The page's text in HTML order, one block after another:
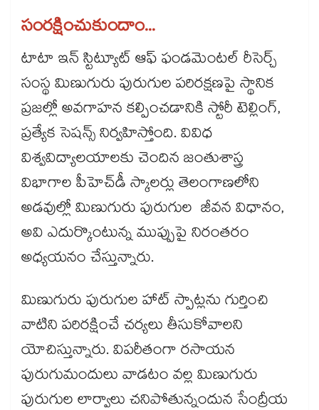
సంరక్షించుకుందాం...
టాటా ఇన్ స్టిట్యూట్ ఆఫ్ ఫండమెంటల్ రీసెర్చ్
సంస్థ మిణుగురు పురుగుల పరిరక్షణపై స్థానిక
ప్రజల్లో అవగాహన కల్పించడానికి స్టోరీ టెల్లింగ్,
ప్రత్యేక సెషన్స్ నిర్వహిస్తోంది. వివిధ
విశ్వవిద్యాలయాలకు చెందిన జంతుశాస్త్ర
విభాగాల పీహెచ్‌డీ స్కాలర్లు తెలంగాణలోని
అడవుల్లో మిణుగురు పురుగుల జీవన విధానం,
అవి ఎదుర్కొంటున్న ముప్పుపై నిరంతరం
అధ్యయనం చేస్తున్నారు.
మిణుగురు పురుగుల హాట్ స్పాట్లను గుర్తించి
వాటిని పరిరక్షించే చర్యలు తీసుకోవాలని
యోచిస్తున్నారు. విపరీతంగా రసాయన
పురుగుమందులు వాడటం వల్ల మిణుగురు
పురుగుల లార్వాలు చనిపోతున్నందున సేంద్రీయ